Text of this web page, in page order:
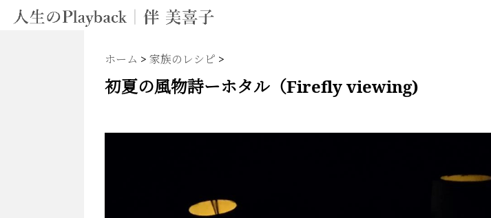
ホーム > 家族のレシピ >
初夏の風物詩ーホタル（Firefly viewing)